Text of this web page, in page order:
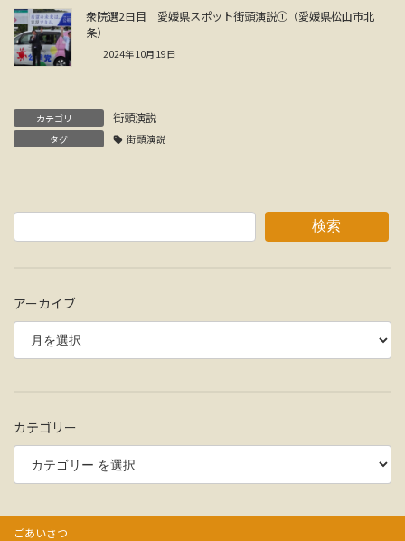
衆院選2日目 愛媛県スポット街頭演説①（愛媛県松山市北
条）
2024年10月19日
カテゴリー 街頭演説
タグ 街頭演説
検索
アーカイブ
カテゴリー
ごあいさつ